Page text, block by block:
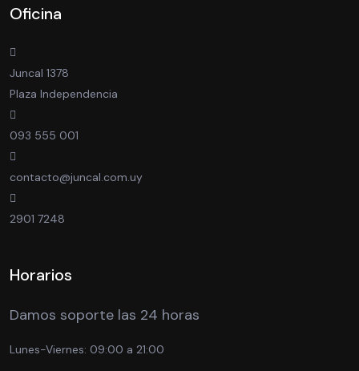
Oficina
Juncal 1378
Plaza Independencia
093 555 001
contacto@juncal.com.uy
2901 7248
Horarios
Damos soporte las 24 horas
Lunes-Viernes: 09:00 a 21:00